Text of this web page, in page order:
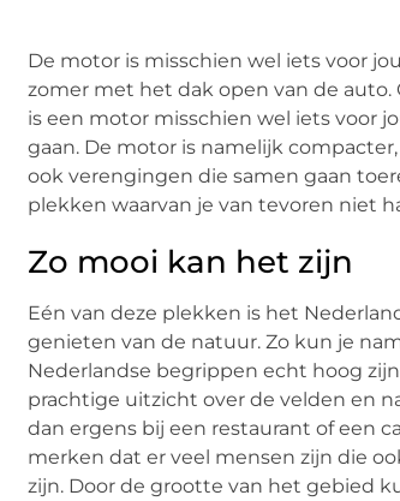
De motor is misschien wel iets voor
zomer met het dak open van de
is een motor misschien wel iets voor
gaan. De motor is namelijk
ook verengingen die samen gaan
plekken waarvan je van tevoren niet
Zo mooi kan het zijn
Eén van deze plekken is het
genieten van de natuur. Zo kun je
Nederlandse begrippen echt hoog
prachtige uitzicht over de velden en
dan ergens bij een restaurant of een
merken dat er veel mensen zijn die
zijn. Door de grootte van het gebied